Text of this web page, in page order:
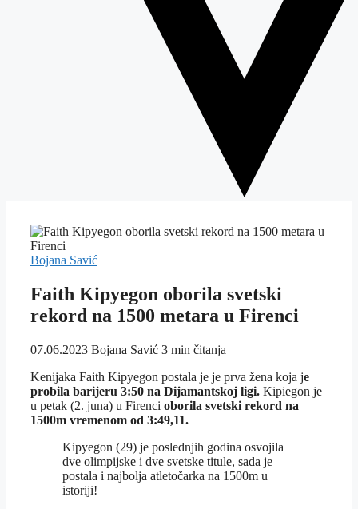
Bojana Savić
Faith Kipyegon oborila svetski
rekord na 1500 metara u Firenci
07.06.2023 Bojana Savić 3 min čitanja
Kenijaka Faith Kipyegon postala je je prva žena koja je
probila barijeru 3:50 na Dijamantskoj ligi. Kipiegon je
u petak (2. juna) u Firenci oborila svetski rekord na
1500m vremenom od 3:49,11.
Kipyegon (29) je poslednjih godina osvojila
dve olimpijske i dve svetske titule, sada je
postala i najbolja atletočarka na 1500m u
istoriji!